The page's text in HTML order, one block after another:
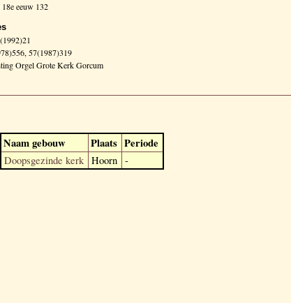
eeuw 132
57(1987)319
Orgel Grote Kerk Gorcum
Naam gebouw Plaats Periode
Doopsgezinde kerk Hoorn -